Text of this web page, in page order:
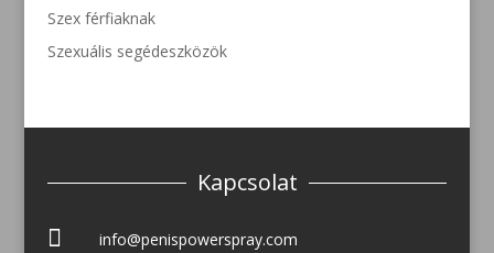
Szex férfiaknak
Szexuális segédeszközök
Kapcsolat
 info@penispowerspray.com